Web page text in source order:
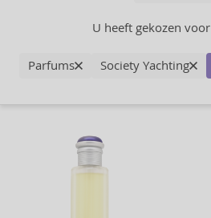
U heeft gekozen voor
Parfums Society Yachting